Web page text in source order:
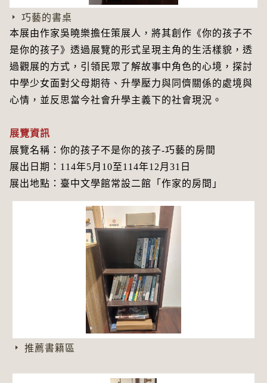
巧藝的書桌
本展由作家吳曉樂擔任策展人，將其創作《你的孩子不
是你的孩子》透過展覽的形式呈現主角的生活樣貌，透
過觀展的方式，引領民眾了解故事中角色的心境，探討
中學少女面對父母期待、升學壓力與同儕關係的處境與
心情，並反思當今社會升學主義下的社會現況。
展覽資訊
展覽名稱：你的孩子不是你的孩子-巧藝的房間
展出日期：114年5月10至114年12月31日
展出地點：臺中文學館常設二館「作家的房間」
推薦書籍區